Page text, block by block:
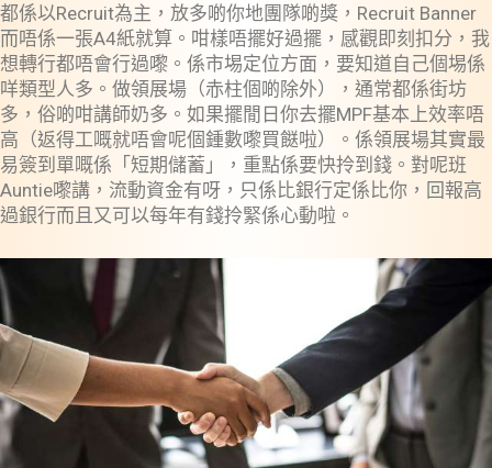
都係以Recruit為主，放多啲你地團隊啲獎，Recruit Banner
而唔係一張A4紙就算。咁樣唔擺好過擺，感觀即刻扣分，我
想轉行都唔會行過嚟。係市埸定位方面，要知道自己個埸係
咩類型人多。做領展場（赤柱個啲除外），通常都係街坊
多，俗啲咁講師奶多。如果擺閒日你去擺MPF基本上效率唔
高（返得工嘅就唔會呢個鍾數嚟買餸啦）。係領展場其實最
易簽到單嘅係「短期儲蓄」，重點係要快拎到錢。對呢班
Auntie嚟講，流動資金有呀，只係比銀行定係比你，回報高
過銀行而且又可以每年有錢拎緊係心動啦。